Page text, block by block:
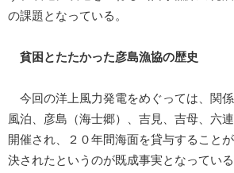
の課題となっている。
貧困とたたかった彦島漁協の歴史
今回の洋上風力発電をめぐっては、関
風泊、彦島（海士郷）、吉見、吉母、六
開催され、２０年間海面を貸与すること
決されたというのが既成事実となってい